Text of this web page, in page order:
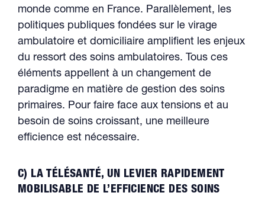
monde comme en France. Parallèlement, les
politiques publiques fondées sur le virage
ambulatoire et domiciliaire amplifient les enjeux
du ressort des soins ambulatoires. Tous ces
éléments appellent à un changement de
paradigme en matière de gestion des soins
primaires. Pour faire face aux tensions et au
besoin de soins croissant, une meilleure
efficience est nécessaire.
C) LA TÉLÉSANTÉ, UN LEVIER RAPIDEMENT
MOBILISABLE DE L’EFFICIENCE DES SOINS